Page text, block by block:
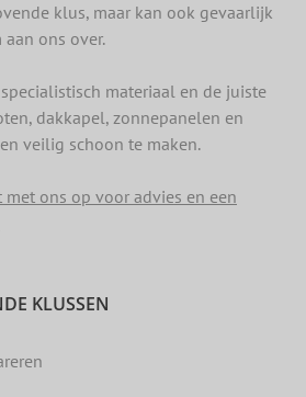
klus, maar kan ook gevaarlijk
ons over.
materiaal en de juiste
dakkapel, zonnepanelen en
veilig schoon te maken.
met ons op voor advies en een
KLUSSEN